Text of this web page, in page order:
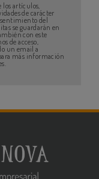
los artículos,
de carácter
del
se guardarán en
con este
de acceso,
un email a
más información